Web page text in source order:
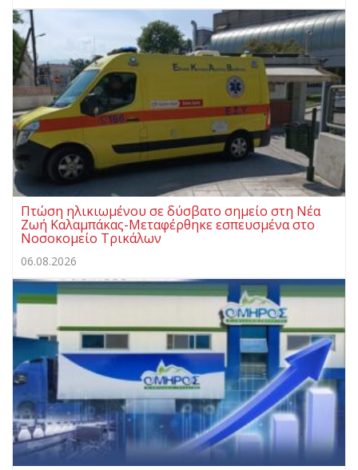
Πτώση ηλικιωμένου σε δύσβατο σημείο στη Νέα
Ζωή Καλαμπάκας-Μεταφέρθηκε εσπευσμένα στο
Νοσοκομείο Τρικάλων
06.08.2026